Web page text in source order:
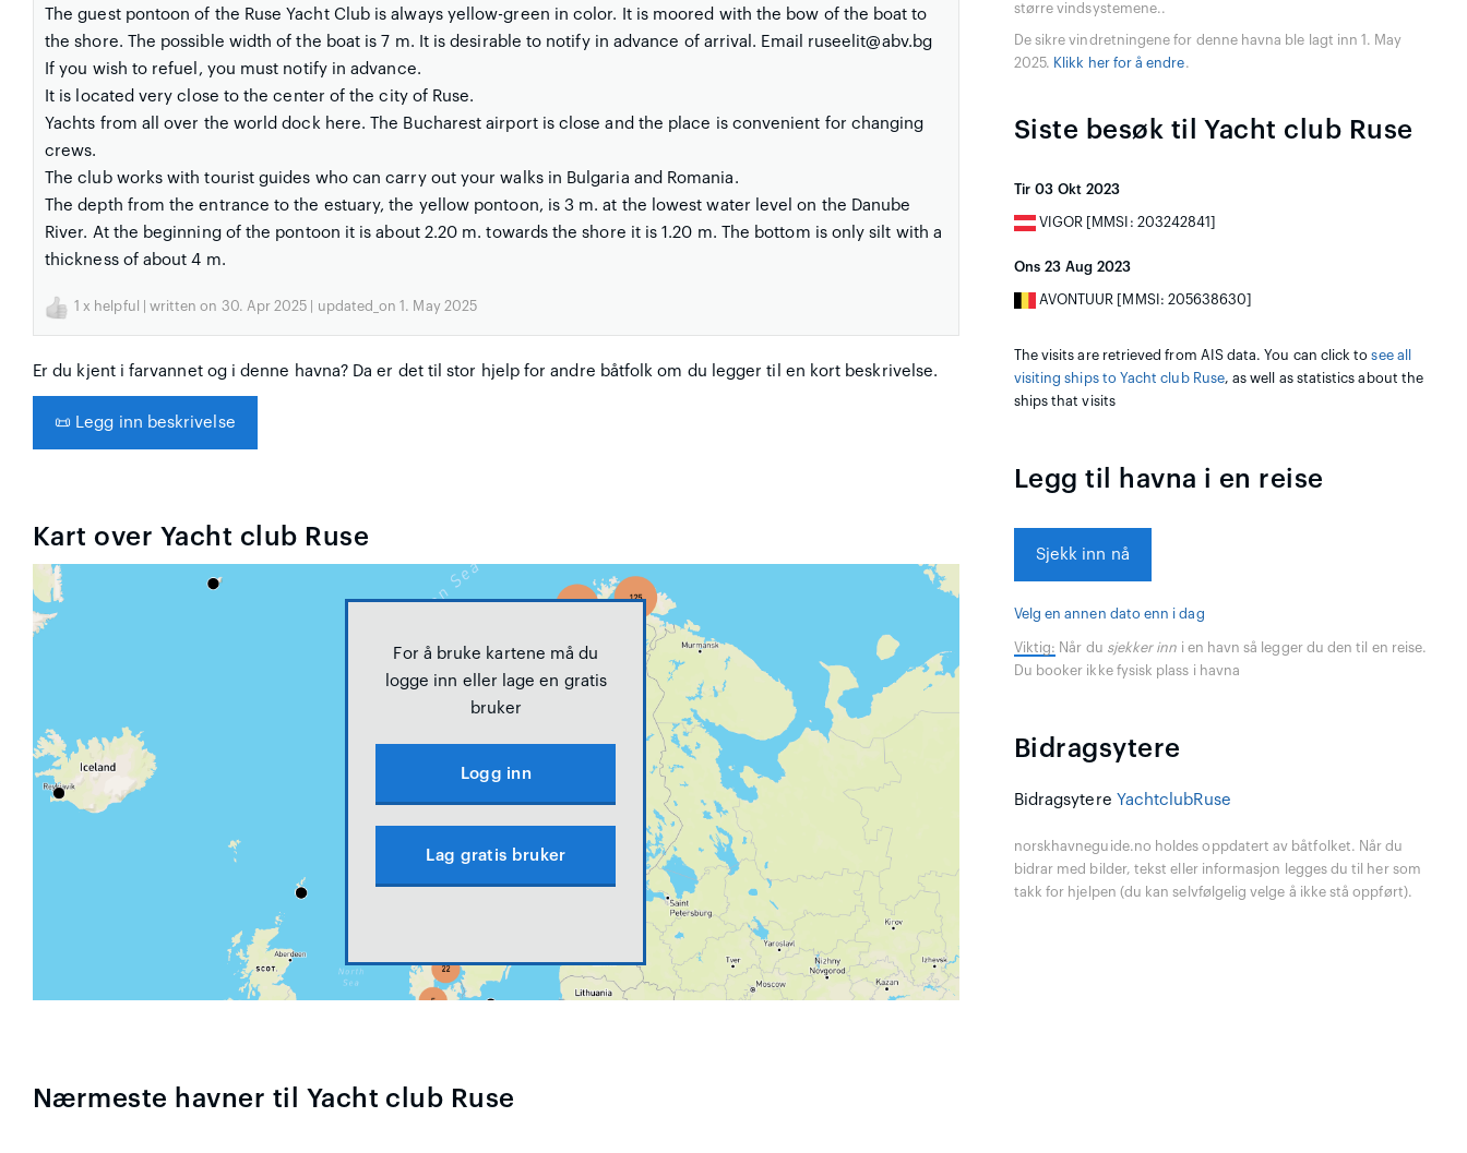
The guest pontoon of the Ruse Yacht Club is always yellow-green in color. It is moored with the bow of the boat to
the shore. The possible width of the boat is 7 m. It is desirable to notify in advance of arrival. Email ruseelit@abv.bg
If you wish to refuel, you must notify in advance.
It is located very close to the center of the city of Ruse.
Yachts from all over the world dock here. The Bucharest airport is close and the place is convenient for changing
crews.
The club works with tourist guides who can carry out your walks in Bulgaria and Romania.
The depth from the entrance to the estuary, the yellow pontoon, is 3 m. at the lowest water level on the Danube
River. At the beginning of the pontoon it is about 2.20 m. towards the shore it is 1.20 m. The bottom is only silt with a
thickness of about 4 m.
1 x helpful | written on 30. Apr 2025 | updated_on 1. May 2025
Er du kjent i farvannet og i denne havna? Da er det til stor hjelp for andre båtfolk om du legger til en kort beskrivelse.
📜 Legg inn beskrivelse
Kart over Yacht club Ruse
For å bruke kartene må du
logge inn eller lage en gratis
bruker
Logg inn
Lag gratis bruker
større vindsystemene..
De sikre vindretningene for denne havna ble lagt inn 1. May
2025. Klikk her for å endre.
Siste besøk til Yacht club Ruse
Tir 03 Okt 2023
VIGOR [MMSI: 203242841]
Ons 23 Aug 2023
AVONTUUR [MMSI: 205638630]
The visits are retrieved from AIS data. You can click tosee all
visiting ships to Yacht club Ruse, as well as statistics about the
ships that visits
Legg til havna i en reise
Sjekk inn nå
Velg en annen dato enn i dag
Viktig: Når du sjekker inn i en havn så legger du den til en reise.
Du booker ikke fysisk plass i havna
Bidragsytere
Bidragsytere YachtclubRuse
norskhavneguide.no holdes oppdatert av båtfolket. Når du
bidrar med bilder, tekst eller informasjon legges du til her som
takk for hjelpen (du kan selvfølgelig velge å ikke stå oppført).
Nærmeste havner til Yacht club Ruse